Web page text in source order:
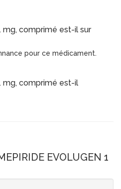
mg, comprimé est-il sur
pour ce médicament.
mg, comprimé est-il
EVOLUGEN 1